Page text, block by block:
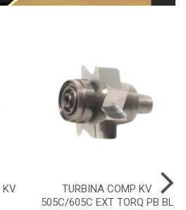
KV
TURBINA COMP KV
505C/605C EXT TORQ PB BL